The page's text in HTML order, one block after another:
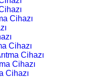
Cihazı
Cihazı
Cihazı
Cihazı
Cihazı